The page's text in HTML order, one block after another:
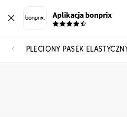
Aplikacja bonprix